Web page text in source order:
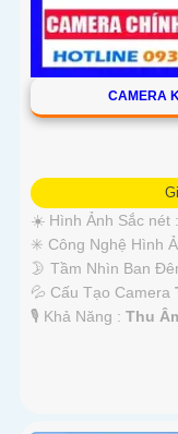
CAMERA
☀️ Hình Ảnh Sắc nét :
✳️ Công Nghệ Hình
🌛 Tầm Nhìn Ban
💦 Cấu Tạo Camera
️🎙 Khả Năng : Thu